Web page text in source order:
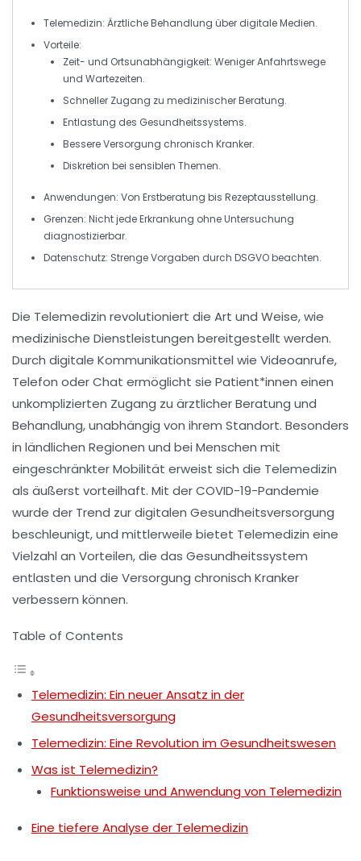
Telemedizin: Ärztliche Behandlung über digitale Medien.
Vorteile:
Zeit- und Ortsunabhängigkeit: Weniger Anfahrtswege
und Wartezeiten.
Schneller Zugang zu medizinischer Beratung.
Entlastung des Gesundheitssystems.
BessereVersorgung chronisch Kranker.
Diskretion bei sensiblen Themen.
Anwendungen: Von Erstberatung bis Rezeptausstellung.
Grenzen: Nicht jede Erkrankung ohne Untersuchung
diagnostizierbar.
Datenschutz: Strenge Vorgaben durch DSGVO beachten.
Die Telemedizin revolutioniert die Art und Weise, wie
medizinische Dienstleistungen bereitgestellt werden.
Durch digitale Kommunikationsmittel wie Videoanrufe,
Telefon oder Chat ermöglicht sie Patient*innen einen
unkomplizierten Zugang zu ärztlicher Beratung und
Behandlung, unabhängig von ihrem Standort. Besonders
in ländlichen Regionen und bei Menschen mit
eingeschränkter Mobilität erweist sich die Telemedizin
als äußerst vorteilhaft. Mit derCOVID-19-Pandemie
wurde der Trend zur digitalen Gesundheitsversorgung
beschleunigt, und mittlerweile bietet Telemedizin eine
Vielzahl an Vorteilen, die das Gesundheitssystem
entlasten und die Versorgung chronisch Kranker
verbessern können.
Table of Contents
Telemedizin: Ein neuer Ansatz in der
Gesundheitsversorgung
Telemedizin: Eine Revolution im Gesundheitswesen
Was ist Telemedizin?
Funktionsweise und Anwendung von Telemedizin
Eine tiefere Analyse der Telemedizin